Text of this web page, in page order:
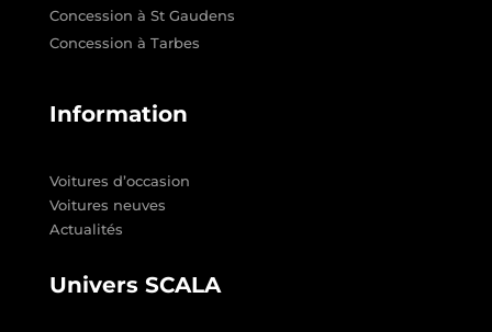
Concession à St Gaudens
Concession à Tarbes
Information
Voitures d’occasion
Voitures neuves
Actualités
Univers SCALA